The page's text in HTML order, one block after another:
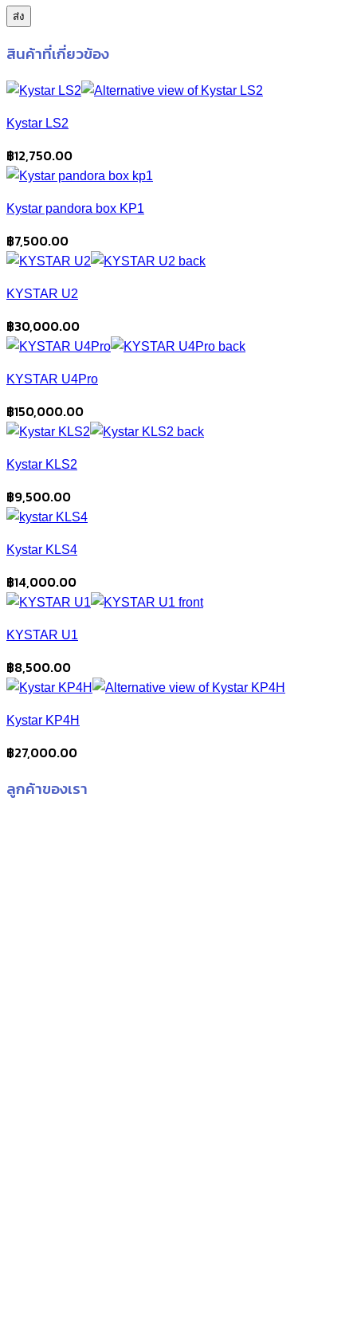
สินค้าที่เกี่ยวข้อง
Kystar LS2
฿12,750.00
Kystar pandora box KP1
฿7,500.00
KYSTAR U2
฿30,000.00
KYSTAR U4Pro
฿150,000.00
Kystar KLS2
฿9,500.00
Kystar KLS4
฿14,000.00
KYSTAR U1
฿8,500.00
Kystar KP4H
฿27,000.00
ลูกค้าของเรา